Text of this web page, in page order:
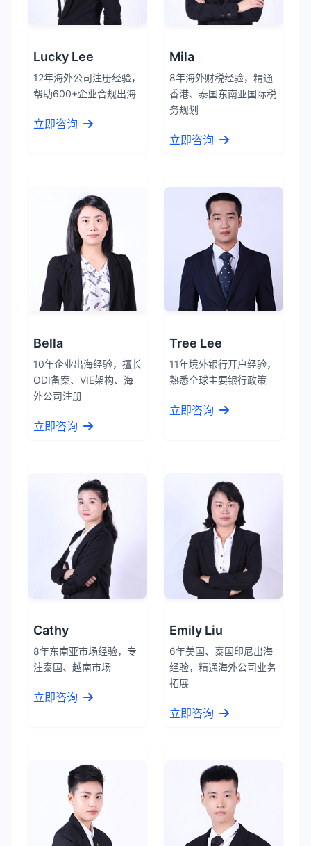
Lucky Lee
12年海外公司注册经验，
帮助600+企业合规出海
立即咨询
Mila
8年海外财税经验，精通
香港、泰国东南亚国际税
务规划
立即咨询
Bella
10年企业出海经验，擅长
ODI备案、VIE架构、海
外公司注册
立即咨询
Tree Lee
11年境外银行开户经验，
熟悉全球主要银行政策
立即咨询
Cathy
8年东南亚市场经验，专
注泰国、越南市场
立即咨询
Emily Liu
6年美国、泰国印尼出海
经验，精通海外公司业务
拓展
立即咨询